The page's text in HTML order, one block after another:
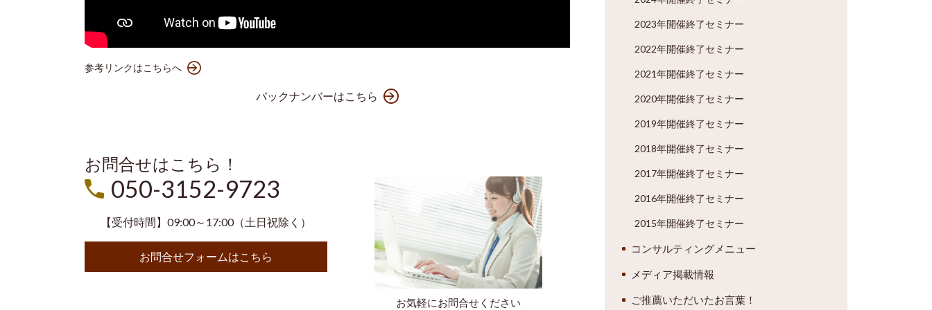
参考リンクはこちらへ
バックナンバーはこちら
お問合せはこちら！
お気軽にお問合せください
050-3152-9723
【受付時間】09:00～17:00（土日祝除く）
お問合せフォームはこちら
2023年開催終了セミナー
2022年開催終了セミナー
2021年開催終了セミナー
2020年開催終了セミナー
2019年開催終了セミナー
2018年開催終了セミナー
2017年開催終了セミナー
2016年開催終了セミナー
2015年開催終了セミナー
コンサルティングメニュー
メディア掲載情報
ご推薦いただいたお言葉！